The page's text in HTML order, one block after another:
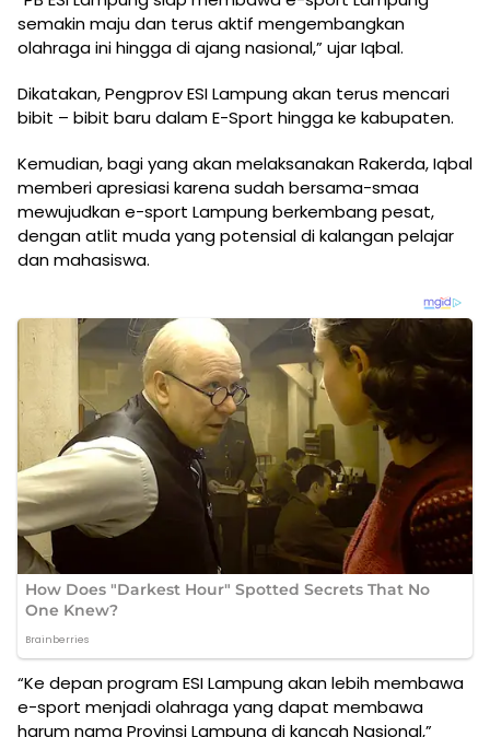
semakin maju dan terus aktif mengembangkan
olahraga ini hingga di ajang nasional,” ujar Iqbal.
Dikatakan, Pengprov ESI Lampung akan terus mencari
bibit – bibit baru dalam E-Sport hingga ke kabupaten.
Kemudian, bagi yang akan melaksanakan Rakerda, Iqbal
memberi apresiasi karena sudah bersama-smaa
mewujudkan e-sport Lampung berkembang pesat,
dengan atlit muda yang potensial di kalangan pelajar
dan mahasiswa.
“Ke depan program ESI Lampung akan lebih membawa
e-sport menjadi olahraga yang dapat membawa
harum nama Provinsi Lampung di kancah Nasional,”